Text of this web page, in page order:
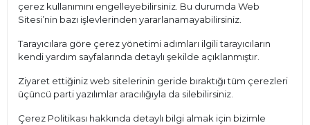
çerez kullanımını engelleyebilirsiniz. Bu durumda Web
Sitesi’nin bazı işlevlerinden yararlanamayabilirsiniz.
Tarayıcılara göre çerez yönetimi adımları ilgili tarayıcıların
kendi yardım sayfalarında detaylı şekilde açıklanmıştır.
Ziyaret ettiğiniz web sitelerinin geride bıraktığı tüm çerezleri
üçüncü parti yazılımlar aracılığıyla da silebilirsiniz.
Çerez Politikası hakkında detaylı bilgi almak için bizimle